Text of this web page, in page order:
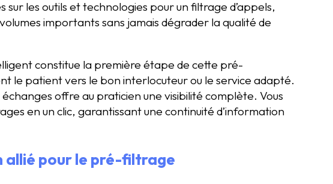
sur les outils et technologies pour un filtrage d’appels,
importants sans jamais dégrader la qualité de
constitue la première étape de cette pré-
le patient vers le bon interlocuteur ou le service adapté.
offre au praticien une visibilité complète. Vous
en un clic, garantissant une continuité d’information
allié pour le pré-filtrage